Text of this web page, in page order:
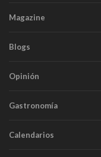
Magazine
Blogs
Opinión
Gastronomía
Calendarios